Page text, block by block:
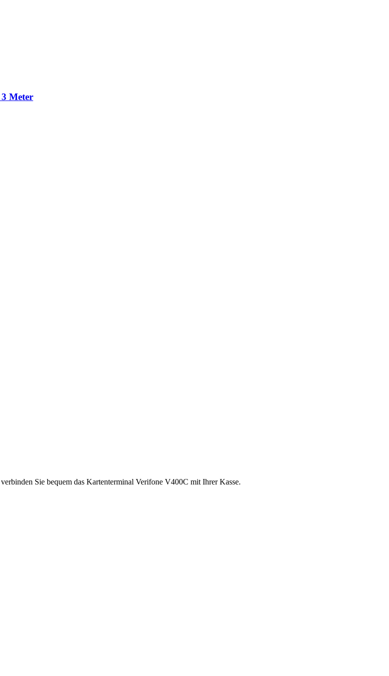
Meter
Sie bequem das Kartenterminal Verifone V400C mit Ihrer Kasse.